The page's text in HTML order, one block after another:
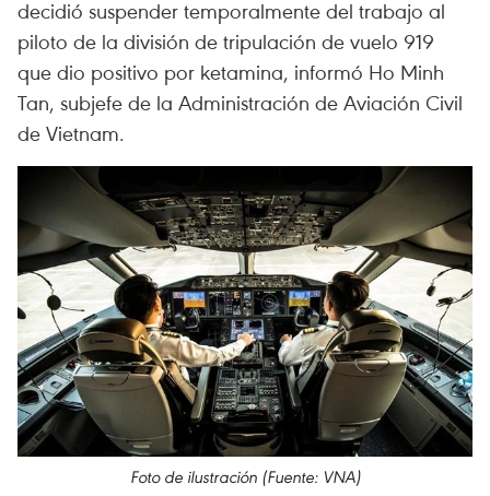
decidió suspender temporalmente del trabajo al
piloto de la división de tripulación de vuelo 919
que dio positivo por ketamina, informó Ho Minh
Tan, subjefe de la Administración de Aviación Civil
de Vietnam.
Foto de ilustración (Fuente: VNA)